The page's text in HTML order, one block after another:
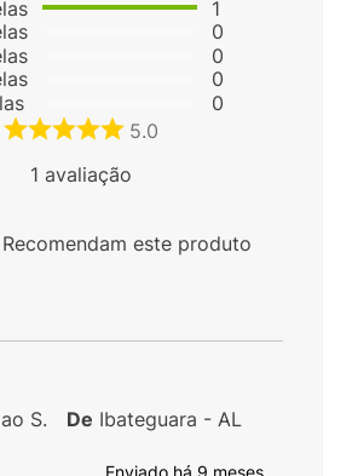
1
0
0
0
0
5.0
1 avaliação
Recomendam este produto
Enviado há 9 meses
S. De Ibateguara - AL